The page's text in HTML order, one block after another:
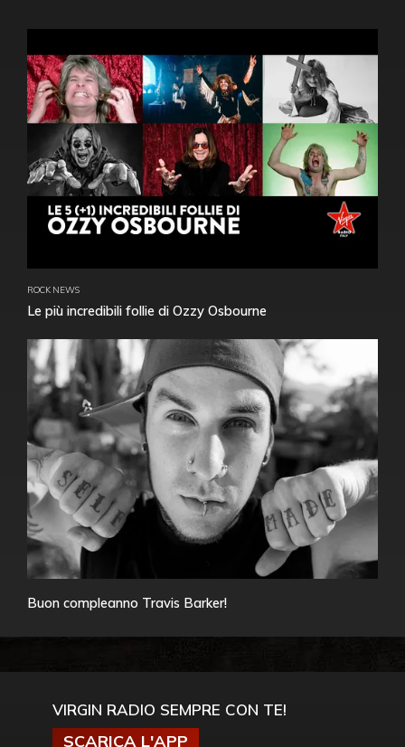
ROCK NEWS
Le più incredibili follie di Ozzy Osbourne
Buon compleanno Travis Barker!
VIRGIN RADIO SEMPRE CON TE!
SCARICA L'APP